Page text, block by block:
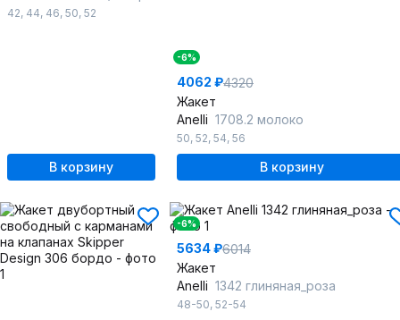
42, 44, 46, 50, 52
В корзину
-6%
4062 ₽4320
Жакет
Anelli 1708.2 молоко
50, 52, 54, 56
В корзину
-6%
5634 ₽6014
Жакет
Anelli 1342 глиняная_роза
48-50, 52-54